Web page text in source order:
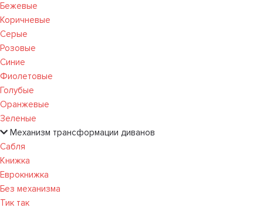
Бежевые
Коричневые
Серые
Розовые
Синие
Фиолетовые
Голубые
Оранжевые
Зеленые
Механизм трансформации диванов
Сабля
Книжка
Еврокнижка
Без механизма
Тик так